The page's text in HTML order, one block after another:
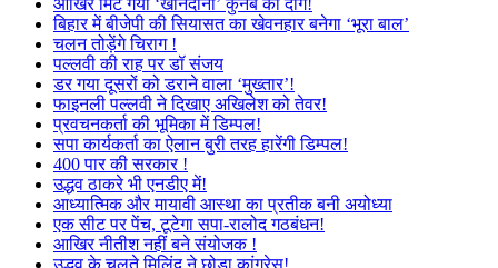
आखिर मिट गया ‘खानदानी’ कुनबे का दाग!
बिहार में बीजेपी की सियासत का खेवनहार बनेगा ‘भूरा बाल’
चलन तोड़ेंगे चिराग !
पल्लवी की राह पर डॉ संजय
डर गया दूसरों को डराने वाला ‘मुख्तार’!
फाइनली पल्लवी ने दिखाए अखिलेश को तेवर!
प्रवचनकर्ता की भूमिका में डिम्पल!
सपा कार्यकर्ता का ऐलान बुरी तरह हारेंगी डिम्पल!
400 पार की सरकार !
उद्धव ठाकरे भी एनडीए में!
आध्यात्मिक और मायावी आस्था का प्रतीक बनी अयोध्या
एक सीट पर पेंच, टूटेगा सपा-रालोद गठबंधन!
आखिर नीतीश नहीं बने संयोजक !
उद्धव के चलते मिलिंद ने छोड़ा कांग्रेस!